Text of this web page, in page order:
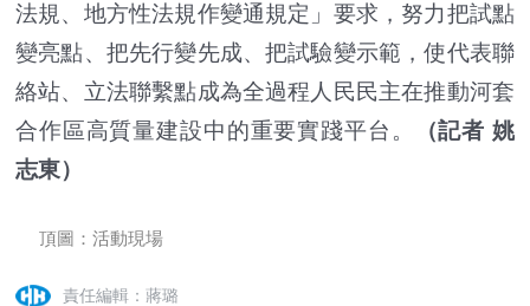
法規、地方性法規作變通規定」要求，努力把試點
變亮點、把先行變先成、把試驗變示範，使代表聯
絡站、立法聯繫點成為全過程人民民主在推動河套
合作區高質量建設中的重要實踐平台。
（記者 姚
志東）
頂圖：活動現場
責任編輯：蔣璐